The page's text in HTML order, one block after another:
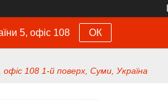
5, офіс 108 ОК
офіс 108 1-й поверх, Суми, Україна